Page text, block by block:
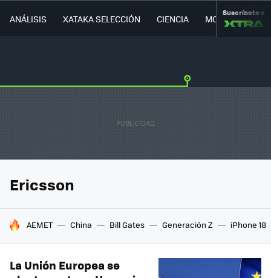
ANÁLISIS XATAKA SELECCIÓN CIENCIA MOVILIDAD
Suscríbete a
Ericsson
HOY SE HABLA DE
AEMET China Bill Gates Generación Z iPhone 18
La Unión Europea se